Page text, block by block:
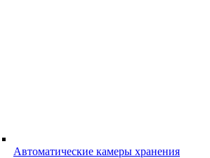
Автоматические камеры хранения